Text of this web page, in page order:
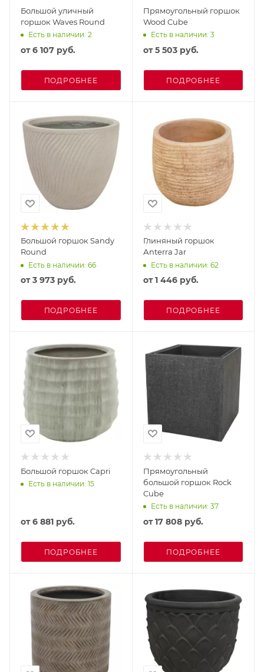
Большой уличный
горшок Waves Round
Есть в наличии: 2
от6 107 руб.
ПОДРОБНЕЕ
Прямоугольный горшок
Wood Cube
Есть в наличии: 3
от5 503 руб.
ПОДРОБНЕЕ
Большой горшок Sandy
Round
Есть в наличии: 66
от3 973 руб.
ПОДРОБНЕЕ
Глиняный горшок
Аnterra Jar
Есть в наличии: 62
от1 446 руб.
ПОДРОБНЕЕ
Большой горшок Capri
Есть в наличии: 15
от6 881 руб.
ПОДРОБНЕЕ
Прямоугольный
большой горшок Rock
Cube
Есть в наличии: 37
от17 808 руб.
ПОДРОБНЕЕ